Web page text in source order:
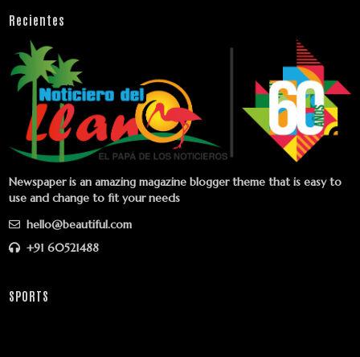
Recientes
Newspaper is an amazing magazine blogger theme that is easy to
use and change to fit your needs
hello@beautiful.com
+91 60521488
SPORTS